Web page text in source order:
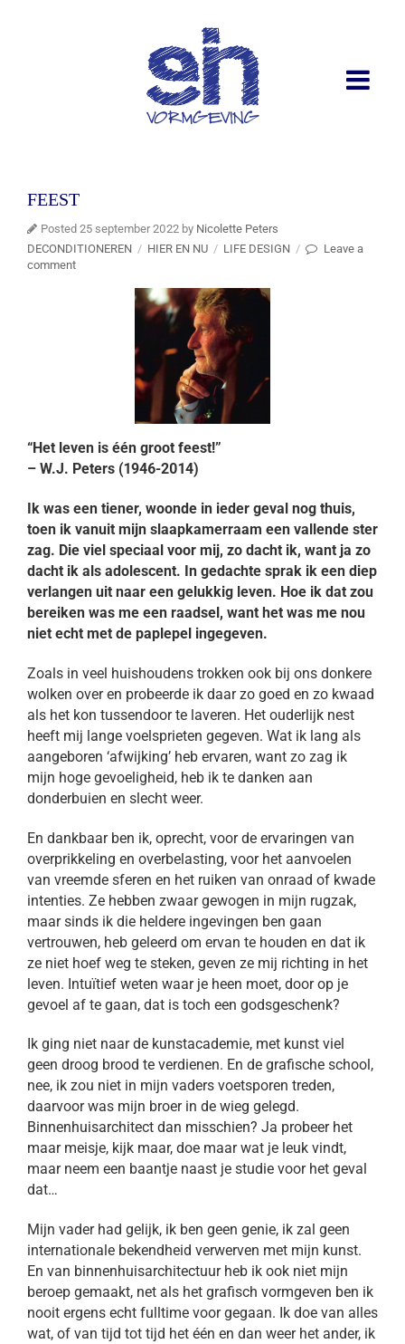
FEEST
Posted 25 september 2022 by Nicolette Peters
DECONDITIONEREN / HIER EN NU / LIFE DESIGN /
Leave a
comment
“Het leven is één groot feest!”
– W.J. Peters (1946-2014)
Ik was een tiener, woonde in ieder geval nog thuis,
toen ik vanuit mijn slaapkamerraam een vallende ster
zag. Die viel speciaal voor mij, zo dacht ik, want ja zo
dacht ik als adolescent. In gedachte sprak ik een diep
verlangen uit naar een gelukkig leven. Hoe ik dat zou
bereiken was me een raadsel, want het was me nou
niet echt met de paplepel ingegeven.
Zoals in veel huishoudens trokken ook bij ons donkere
wolken over en probeerde ik daar zo goed en zo kwaad
als het kon tussendoor te laveren. Het ouderlijk nest
heeft mij lange voelsprieten gegeven. Wat ik lang als
aangeboren ‘afwijking’ heb ervaren, want zo zag ik
mijn hoge gevoeligheid, heb ik te danken aan
donderbuien en slecht weer.
En dankbaar ben ik, oprecht, voor de ervaringen van
overprikkeling en overbelasting, voor het aanvoelen
van vreemde sferen en het ruiken van onraad of kwade
intenties. Ze hebben zwaar gewogen in mijn rugzak,
maar sinds ik die heldere ingevingen ben gaan
vertrouwen, heb geleerd om ervan te houden en dat ik
ze niet hoef weg te steken, geven ze mij richting in het
leven. Intuïtief weten waar je heen moet, door op je
gevoel af te gaan, dat is toch een godsgeschenk?
Ik ging niet naar de kunstacademie, met kunst viel
geen droog brood te verdienen. En de grafische school,
nee, ik zou niet in mijn vaders voetsporen treden,
daarvoor was mijn broer in de wieg gelegd.
Binnenhuisarchitect dan misschien? Ja probeer het
maar meisje, kijk maar, doe maar wat je leuk vindt,
maar neem een baantje naast je studie voor het geval
dat…
Mijn vader had gelijk, ik ben geen genie, ik zal geen
internationale bekendheid verwerven met mijn kunst.
En van binnenhuisarchitectuur heb ik ook niet mijn
beroep gemaakt, net als het grafisch vormgeven ben ik
nooit ergens echt fulltime voor gegaan. Ik doe van alles
wat, of van tijd tot tijd het één en dan weer het ander, ik